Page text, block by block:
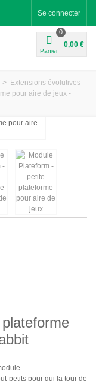
Se connecter
Panier
0
0,00 €
> Extensions évolutives
pour aire de jeux -
petits pour qui la tour de